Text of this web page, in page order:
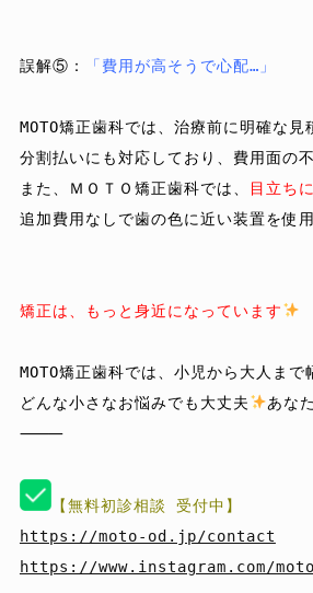
誤解⑤ ： 「費用が高そうで心配…」
MOTO矯正歯科では、治療前に明確な
分割払いにも対応しており、費用面の
また、ＭＯＴＯ矯正歯科では、
目立ち
追加費用なし で歯の色に近い装置を使
矯正は、もっと身近になっています
MOTO矯正歯科では、小児から大人ま
どんな小さなお悩みでも大丈夫
あな
⸻
https://moto-od.jp/contact
https://www.instagram.com/